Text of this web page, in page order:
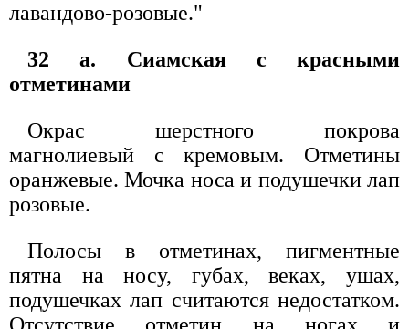
лавандово-розовые."
32 а. Сиамская с красными
отметинами
Окрас шерстного покрова
магнолиевый с кремовым. Отметины
оранжевые. Мочка носа и подушечки лап
розовые.
Полосы в отметинах, пигментные
пятна на носу, губах, веках, ушах,
подушечках лап считаются недостатком.